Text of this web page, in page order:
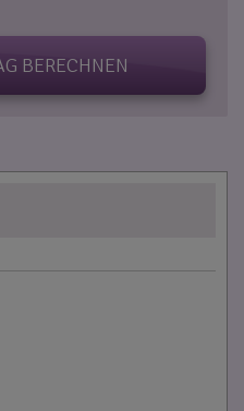
BERECHNEN